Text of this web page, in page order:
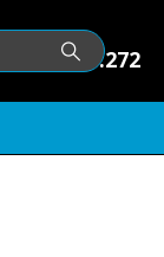
0974.145.272